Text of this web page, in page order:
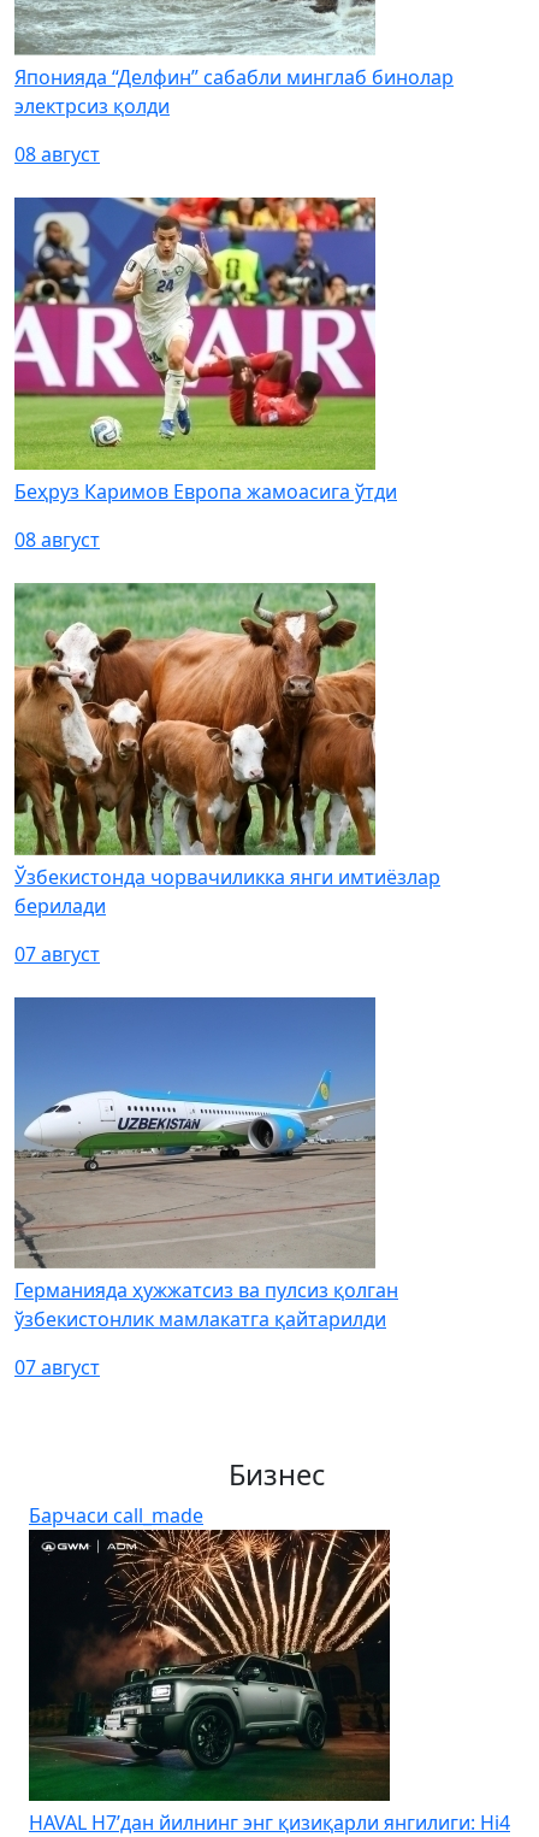
Японияда “Делфин” сабабли минглаб бинолар
электрсиз қолди
08 август
Беҳруз Каримов Европа жамоасига ўтди
08 август
Ўзбекистонда чорвачиликка янги имтиёзлар
берилади
07 август
Германияда ҳужжатсиз ва пулсиз қолган
ўзбекистонлик мамлакатга қайтарилди
07 август
Бизнес
Барчаси call_made
HAVAL H7’дан йилнинг энг қизиқарли янгилиги: Hi4